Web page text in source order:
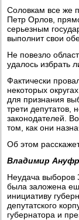
Соловкам все же
Петр Орлов,
серьезным
выполнит свои
Не повезло
удалось избрать
Фактически
некоторых
для признания
трети депутатов,
законодателей.
том, как они
Об этом
Владимир
Неудача выборов
была заложена
инициативу
депутатского
губернатора и